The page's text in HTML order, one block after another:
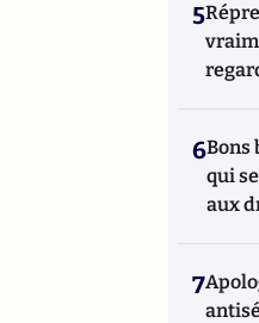
5
6Bons
qui
aux
7